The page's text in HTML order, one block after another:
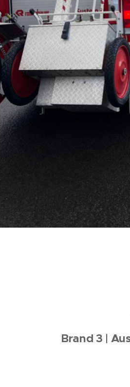
Brand 3 |